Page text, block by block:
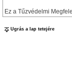
Ez a Tűzvédelmi
Ugrás a lap tetejére